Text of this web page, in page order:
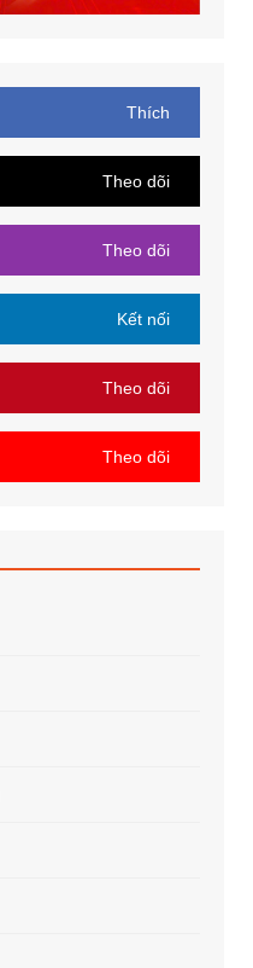
Thích
Theo dõi
Theo dõi
Kết nối
Theo dõi
Theo dõi